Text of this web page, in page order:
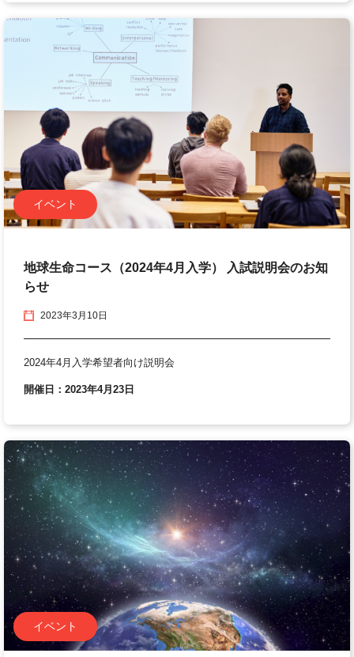
イベント
地球生命コース（2024年4月入学） 入試説明会のお知
らせ
2023年3月10日
2024年4月入学希望者向け説明会
開催日：2023年4月23日
イベント